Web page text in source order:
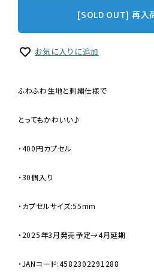
[SOLD OUT] 再入
お気に入りに追加
ふわふわ生地と刺繍仕様で
とってもかわいい♪
・400円カプセル
・30個入り
・カプセルサイズ:55mm
・2025年3月発売予定→4月延期
・JANコード:4582302291288